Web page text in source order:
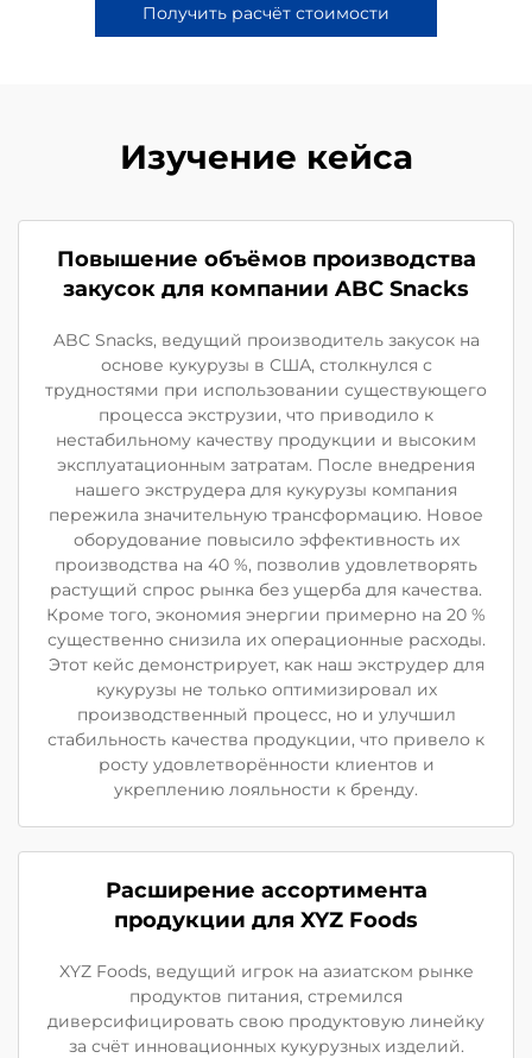
Получить расчёт стоимости
Изучение кейса
Повышение объёмов производства
закусок для компании ABC Snacks
ABC Snacks, ведущий производитель закусок на
основе кукурузы в США, столкнулся с
трудностями при использовании существующего
процесса экструзии, что приводило к
нестабильному качеству продукции и высоким
эксплуатационным затратам. После внедрения
нашего экструдера для кукурузы компания
пережила значительную трансформацию. Новое
оборудование повысило эффективность их
производства на 40 %, позволив удовлетворять
растущий спрос рынка без ущерба для качества.
Кроме того, экономия энергии примерно на 20 %
существенно снизила их операционные расходы.
Этот кейс демонстрирует, как наш экструдер для
кукурузы не только оптимизировал их
производственный процесс, но и улучшил
стабильность качества продукции, что привело к
росту удовлетворённости клиентов и
укреплению лояльности к бренду.
Расширение ассортимента
продукции для XYZ Foods
XYZ Foods, ведущий игрок на азиатском рынке
продуктов питания, стремился
диверсифицировать свою продуктовую линейку
за счёт инновационных кукурузных изделий.